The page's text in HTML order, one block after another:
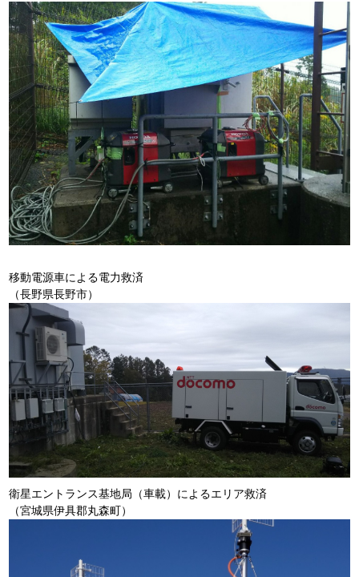
移動電源車による電力救済
（長野県長野市）
衛星エントランス基地局（車載）によるエリア救済
（宮城県伊具郡丸森町）